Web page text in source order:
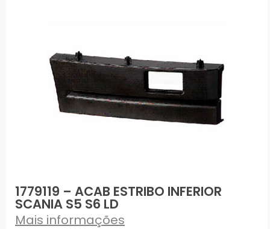
1779119 – ACAB ESTRIBO INFERIOR
SCANIA S5 S6 LD
Mais informações